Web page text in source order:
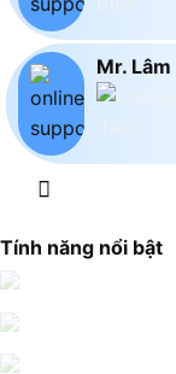
Mr. Lâm
Tính năng nổi bật